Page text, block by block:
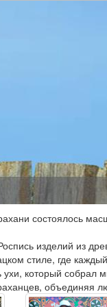
состоялось
изделий из
стиле, где
который собрал
объединяя